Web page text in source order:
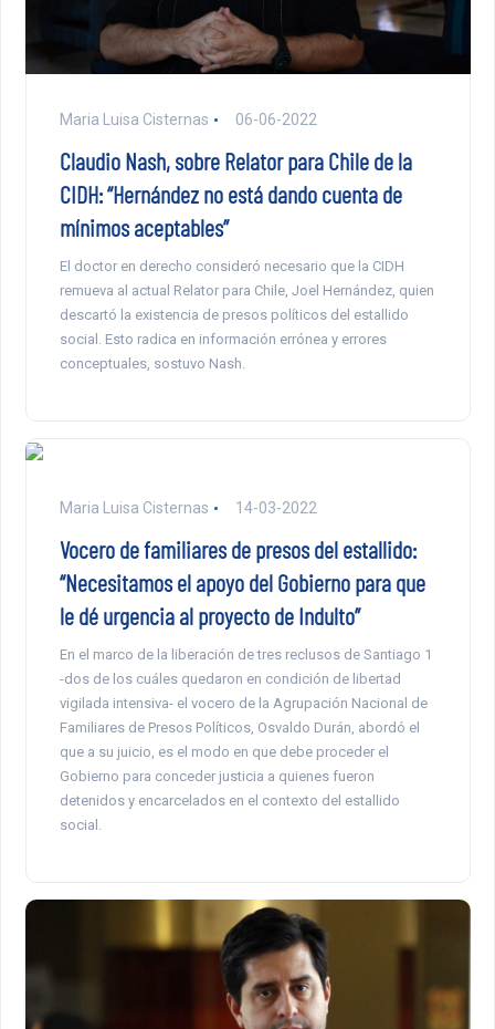
Maria Luisa Cisternas 06-06-2022
Claudio Nash, sobre Relator para Chile de la
CIDH: “Hernández no está dando cuenta de
mínimos aceptables”
El doctor en derecho consideró necesario que la CIDH
remueva al actual Relator para Chile, Joel Hernández, quien
descartó la existencia de presos políticos del estallido
social. Esto radica en información errónea y errores
conceptuales, sostuvo Nash.
Maria Luisa Cisternas 14-03-2022
Vocero de familiares de presos del estallido:
“Necesitamos el apoyo del Gobierno para que
le dé urgencia al proyecto de Indulto”
En el marco de la liberación de tres reclusos de Santiago 1
-dos de los cuáles quedaron en condición de libertad
vigilada intensiva- el vocero de la Agrupación Nacional de
Familiares de Presos Políticos, Osvaldo Durán, abordó el
que a su juicio, es el modo en que debe proceder el
Gobierno para conceder justicia a quienes fueron
detenidos y encarcelados en el contexto del estallido
social.